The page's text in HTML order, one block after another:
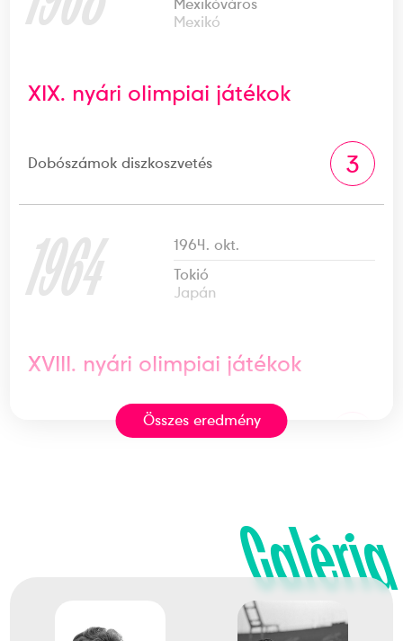
Mexikóváros
Mexikó
XIX. nyári olimpiai játékok
Dobószámok diszkoszvetés 3
1964
1964. okt.
Tokió
Japán
XVIII. nyári olimpiai játékok
Dobószámok diszkoszvetés
Jugoszlávia
Atlétikai Európa-bajnokság
Összes eredmény
Galéria